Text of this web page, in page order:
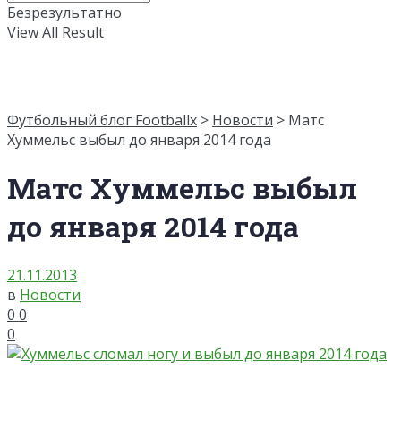
Безрезультатно
View All Result
Футбольный блог Footballx > Новости > Матс
Хуммельс выбыл до января 2014 года
Матс Хуммельс выбыл
до января 2014 года
21.11.2013
в Новости
0 0
0